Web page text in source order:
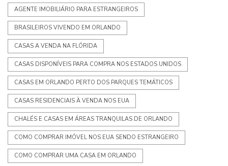
AGENTE IMOBILIÁRIO PARA ESTRANGEIROS
BRASILEIROS VIVENDO EM ORLANDO
CASAS A VENDA NA FLÓRIDA
CASAS DISPONÍVEIS PARA COMPRA NOS ESTADOS UNIDOS
CASAS EM ORLANDO PERTO DOS PARQUES TEMÁTICOS
CASAS RESIDENCIAIS À VENDA NOS EUA
CHALÉS E CASAS EM ÁREAS TRANQUILAS DE ORLANDO
COMO COMPRAR IMÓVEL NOS EUA SENDO ESTRANGEIRO
COMO COMPRAR UMA CASA EM ORLANDO